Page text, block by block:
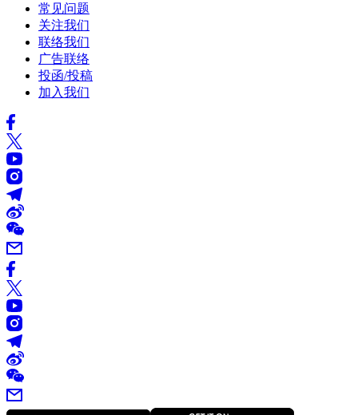
常见问题
关注我们
联络我们
广告联络
投函/投稿
加入我们